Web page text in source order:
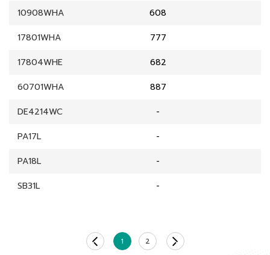
10908WHA
608
17801WHA
777
17804WHE
682
60701WHA
887
DE4214WC
-
PA17L
-
PA18L
-
SB31L
-
1 2